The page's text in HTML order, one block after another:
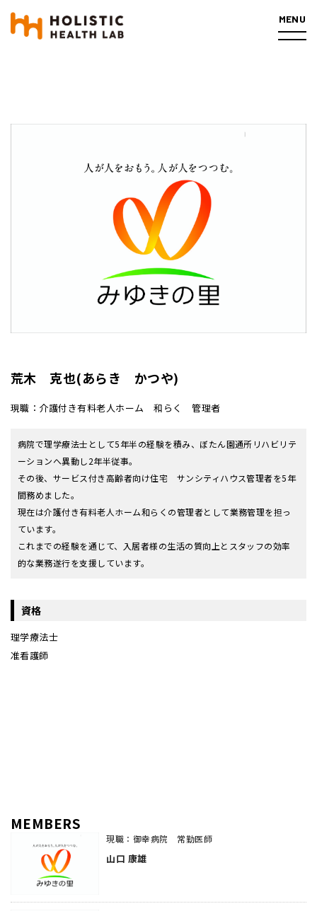
MENU
荒木 克也(あらき かつや)
現職：介護付き有料老人ホーム 和らく 管理者
病院で理学療法士として5年半の経験を積み、ぼたん園通所リハビリテ
ーションへ異動し2年半従事。
その後、サービス付き高齢者向け住宅 サンシティハウス管理者を5年
間務めました。
現在は介護付き有料老人ホーム和らくの管理者として業務管理を担っ
ています。
これまでの経験を通じて、入居者様の生活の質向上とスタッフの効率
的な業務遂行を支援しています。
資格
理学療法士
准看護師
MEMBERS
現職：御幸病院 常勤医師
山口 康雄